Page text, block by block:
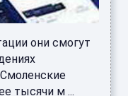
они смогут
тысячи м ...